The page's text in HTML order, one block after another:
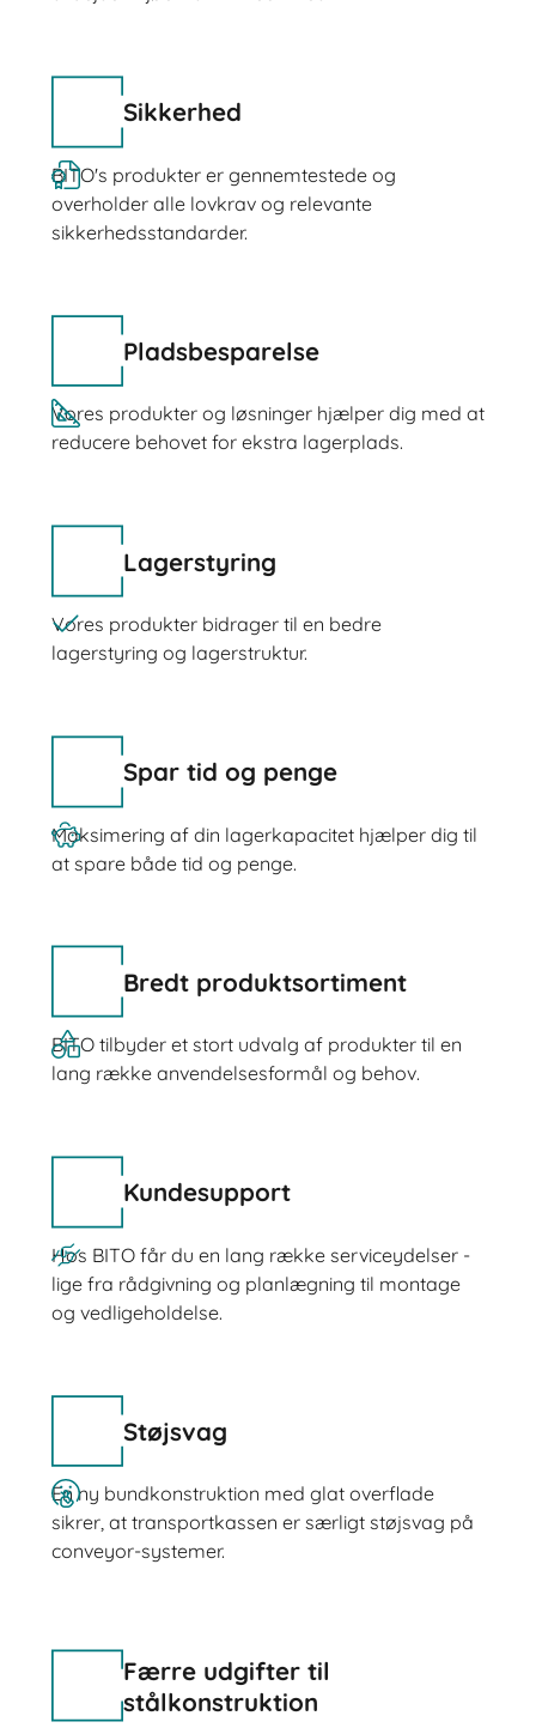
Sikkerhed
BITO's produkter er gennemtestede og
overholder alle lovkrav og relevante
sikkerhedsstandarder.
Pladsbesparelse
Vores produkter og løsninger hjælper dig med at
reducere behovet for ekstra lagerplads.
Lagerstyring
Vores produkter bidrager til en bedre
lagerstyring og lagerstruktur.
Spar tid og penge
Maksimering af din lagerkapacitet hjælper dig til
at spare både tid og penge.
Bredt produktsortiment
BITO tilbyder et stort udvalg af produkter til en
lang række anvendelsesformål og behov.
Kundesupport
Hos BITO får du en lang række serviceydelser -
lige fra rådgivning og planlægning til montage
og vedligeholdelse.
Støjsvag
En ny bundkonstruktion med glat overflade
sikrer, at transportkassen er særligt støjsvag på
conveyor-systemer.
Færre udgifter til
stålkonstruktion